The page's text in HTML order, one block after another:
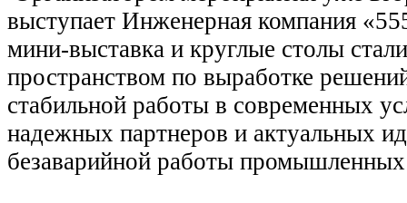
выступает Инженерная компания
мини-выставка и круглые столы
пространством по выработке
стабильной работы в современных
надежных партнеров и актуальных
безаварийной работы промышленных